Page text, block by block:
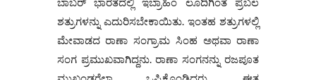
ಶತ್ರುಗಳನ್ನು ಎದುರಿಸಬೇಕಾಯಿತು. ಇಂತಹ ಶತ್ರುಗಳಲ್ಲಿ
ಮೇವಾಡದ ರಾಣಾ ಸಂಗ್ರಾಮ ಸಿಂಹ ಅಥವಾ ರಾಣಾ
ಸಂಗ ಪ್ರಮುಖವಾಗಿದ್ದನು. ರಾಣಾ ಸಂಗನನ್ನು ರಜಪೂತ